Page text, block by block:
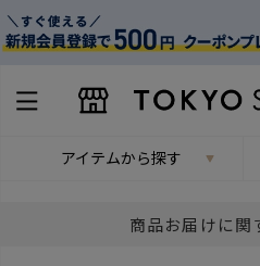
アイテムから探す
商品お届けに関